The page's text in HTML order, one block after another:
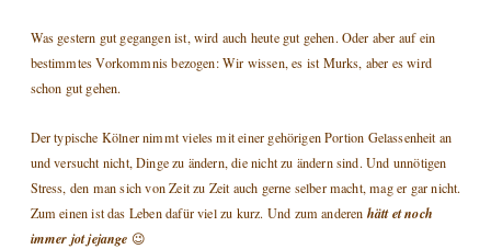
Was gestern gut gegangen ist, wird auch heute gut gehen. Oder aber auf ein
bestimmtes Vorkommnis bezogen: Wir wissen, es ist Murks, aber es wird
schon gut gehen.
Der typische Kölner nimmt vieles mit einer gehörigen Portion Gelassenheit an
und versucht nicht, Dinge zu ändern, die nicht zu ändern sind. Und unnötigen
Stress, den man sich von Zeit zu Zeit auch gerne selber macht, mag er gar nicht.
Zum einen ist das Leben dafür viel zu kurz. Und zum anderen hätt et noch
immer jot jejange 😉